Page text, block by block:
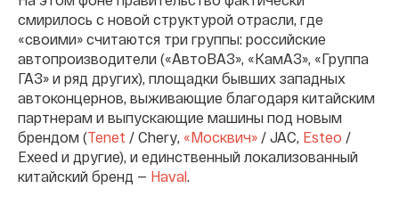
смирилось с новой структурой отрасли, где
«своими» считаются три группы: российские
автопроизводители («АвтоВАЗ», «КамАЗ», «Группа
ГАЗ» и ряд других), площадки бывших западных
автоконцернов, выживающие благодаря китайским
партнерам и выпускающие машины под новым
брендом (Tenet / Chery, «Москвич» / JAC, Esteo /
Exeed и другие), и единственный локализованный
китайский бренд — Haval